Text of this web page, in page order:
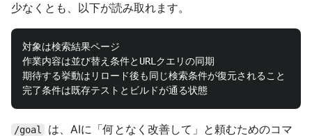
少なくとも、以下が読み取れます。
対象は検索結果ページ
作業内容は並び替え条件とURLクエリの同期
期待する挙動はリロード後も同じ検索条件が復元されること
/goal
は、AIに「何となく改善して」と頼むためのコマ